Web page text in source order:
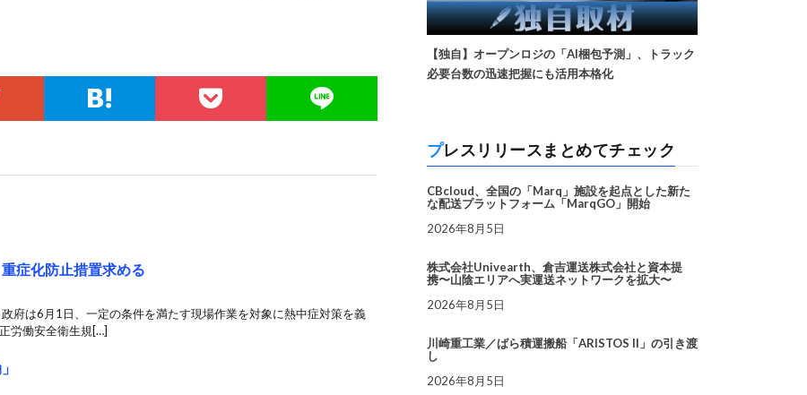
症化防止措置求める
府は6月1日、一定の条件を満たす現場作業を対象に熱中症対策を義
労働安全衛生規[…]
【独自】オープンロジの「AI梱包予測」、トラック
必要台数の迅速把握にも活用本格化
プレスリリースまとめてチェック
CBcloud、全国の「Marq」施設を起点とした新た
な配送プラットフォーム「MarqGO」開始
2026年8月5日
株式会社Univearth、倉吉運送株式会社と資本提
携〜山陰エリアへ実運送ネットワークを拡大〜
2026年8月5日
川崎重工業／ばら積運搬船「ARISTOS II」の引き渡
し
2026年8月5日